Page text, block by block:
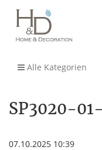
Alle Kategorien
SP3020-
07.10.2025 10:39